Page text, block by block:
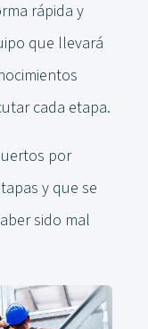
rápida y
que llevará
cada etapa.
por
y que se
sido mal